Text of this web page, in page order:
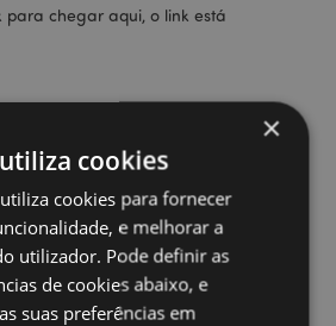
para chegar aqui, o link está
pesquisa no topo da página para
para voltar ao bom caminho!
| A minha conta
×
cookies
cookies para fornecer
e melhorar a
utilizador. Pode definir as
de cookies abaixo, e
suas preferências em